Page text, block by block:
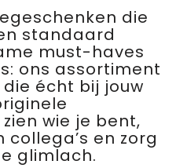
die
standaard
must-haves
ons assortiment
écht bij jouw
wie je bent,
en zorg
glimlach.